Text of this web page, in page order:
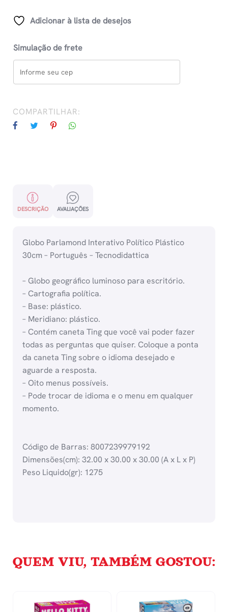
30cm
Português
quantidade
Adicionar à lista de desejos
Simulação de frete
COMPARTILHAR:
DESCRIÇÃO AVALIAÇÕES
Globo Parlamond Interativo Político Plástico
30cm – Português – Tecnodidattica
– Globo geográfico luminoso para escritório.
– Cartografia política.
– Base: plástico.
– Meridiano: plástico.
– Contém caneta Ting que você vai poder fazer
todas as perguntas que quiser. Coloque a ponta
da caneta Ting sobre o idioma desejado e
aguarde a resposta.
– Oito menus possíveis.
– Pode trocar de idioma e o menu em qualquer
momento.
Código de Barras: 8007239979192
Dimensões(cm): 32.00 x 30.00 x 30.00 (A x L x P)
Peso Liquido(gr): 1275
QUEM VIU, TAMBÉM GOSTOU: